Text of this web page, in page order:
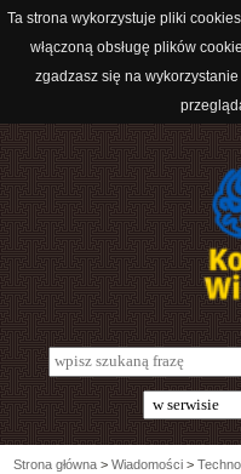
Ta strona wykorzystuje pliki
włączoną obsługę plików
zgadzasz się na
Strona główna > Wiadomości >